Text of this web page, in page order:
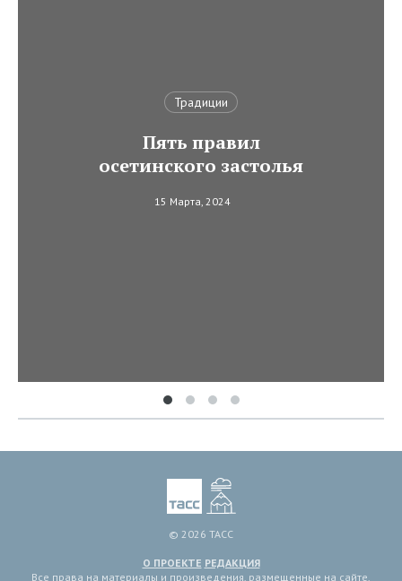
Традиции
Пять правил
осетинского застолья
15 Марта, 2024
© 2026 ТАСС
О ПРОЕКТЕ РЕДАКЦИЯ
Все права на материалы и произведения, размещенные на сайте,